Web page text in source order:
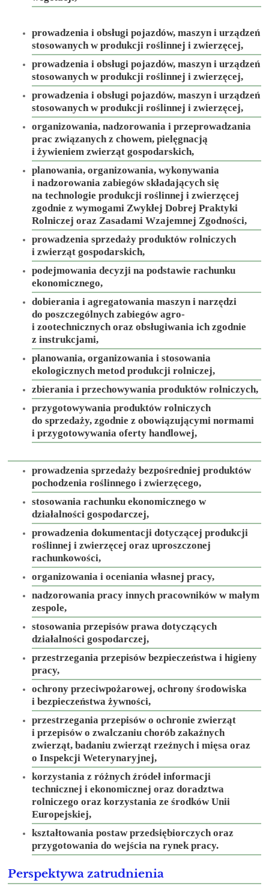
prowadzenia i obsługi pojazdów, maszyn i urządzeń
stosowanych w produkcji roślinnej i zwierzęcej,
prowadzenia i obsługi pojazdów, maszyn i urządzeń
stosowanych w produkcji roślinnej i zwierzęcej,
prowadzenia i obsługi pojazdów, maszyn i urządzeń
stosowanych w produkcji roślinnej i zwierzęcej,
organizowania, nadzorowania i przeprowadzania
prac związanych z chowem, pielęgnacją
i żywieniem zwierząt gospodarskich,
planowania, organizowania, wykonywania
i nadzorowania zabiegów składających się
na technologie produkcji roślinnej i zwierzęcej
zgodnie z wymogami Zwykłej Dobrej Praktyki
Rolniczej oraz Zasadami Wzajemnej Zgodności,
prowadzenia sprzedaży produktów rolniczych
i zwierząt gospodarskich,
podejmowania decyzji na podstawie rachunku
ekonomicznego,
dobierania i agregatowania maszyn i narzędzi
do poszczególnych zabiegów agro-
i zootechnicznych oraz obsługiwania ich zgodnie
z instrukcjami,
planowania, organizowania i stosowania
ekologicznych metod produkcji rolniczej,
zbierania i przechowywania produktów rolniczych,
przygotowywania produktów rolniczych
do sprzedaży, zgodnie z obowiązującymi normami
i przygotowywania oferty handlowej,
prowadzenia sprzedaży bezpośredniej produktów
pochodzenia roślinnego i zwierzęcego,
stosowania rachunku ekonomicznego w
działalności gospodarczej,
prowadzenia dokumentacji dotyczącej produkcji
roślinnej i zwierzęcej oraz uproszczonej
rachunkowości,
organizowania i oceniania własnej pracy,
nadzorowania pracy innych pracowników w małym
zespole,
stosowania przepisów prawa dotyczących
działalności gospodarczej,
przestrzegania przepisów bezpieczeństwa i higieny
pracy,
ochrony przeciwpożarowej, ochrony środowiska
i bezpieczeństwa żywności,
przestrzegania przepisów o ochronie zwierząt
i przepisów o zwalczaniu chorób zakaźnych
zwierząt, badaniu zwierząt rzeźnych i mięsa oraz
o Inspekcji Weterynaryjnej,
korzystania z różnych źródeł informacji
technicznej i ekonomicznej oraz doradztwa
rolniczego oraz korzystania ze środków Unii
Europejskiej,
kształtowania postaw przedsiębiorczych oraz
przygotowania do wejścia na rynek pracy.
Perspektywa zatrudnienia